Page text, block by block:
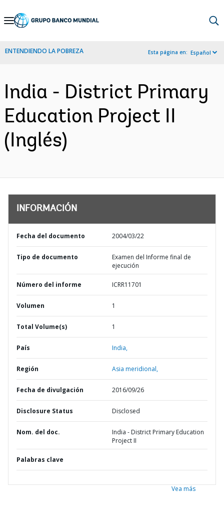
Skip
Navigation
ENTENDIENDO LA POBREZA Esta página en: Español
India - District Primary
Education Project II
(Inglés)
INFORMACIÓN
Fecha del documento 2004/03/22
Tipo de documento
Examen del Informe final de
ejecución
Número del informe ICRR11701
Volumen 1
Total Volume(s) 1
País India,
Región Asia meridional,
Fecha de divulgación 2016/09/26
Disclosure Status Disclosed
Nom. del doc.
India - District Primary Education
Project II
Palabras clave
Vea más